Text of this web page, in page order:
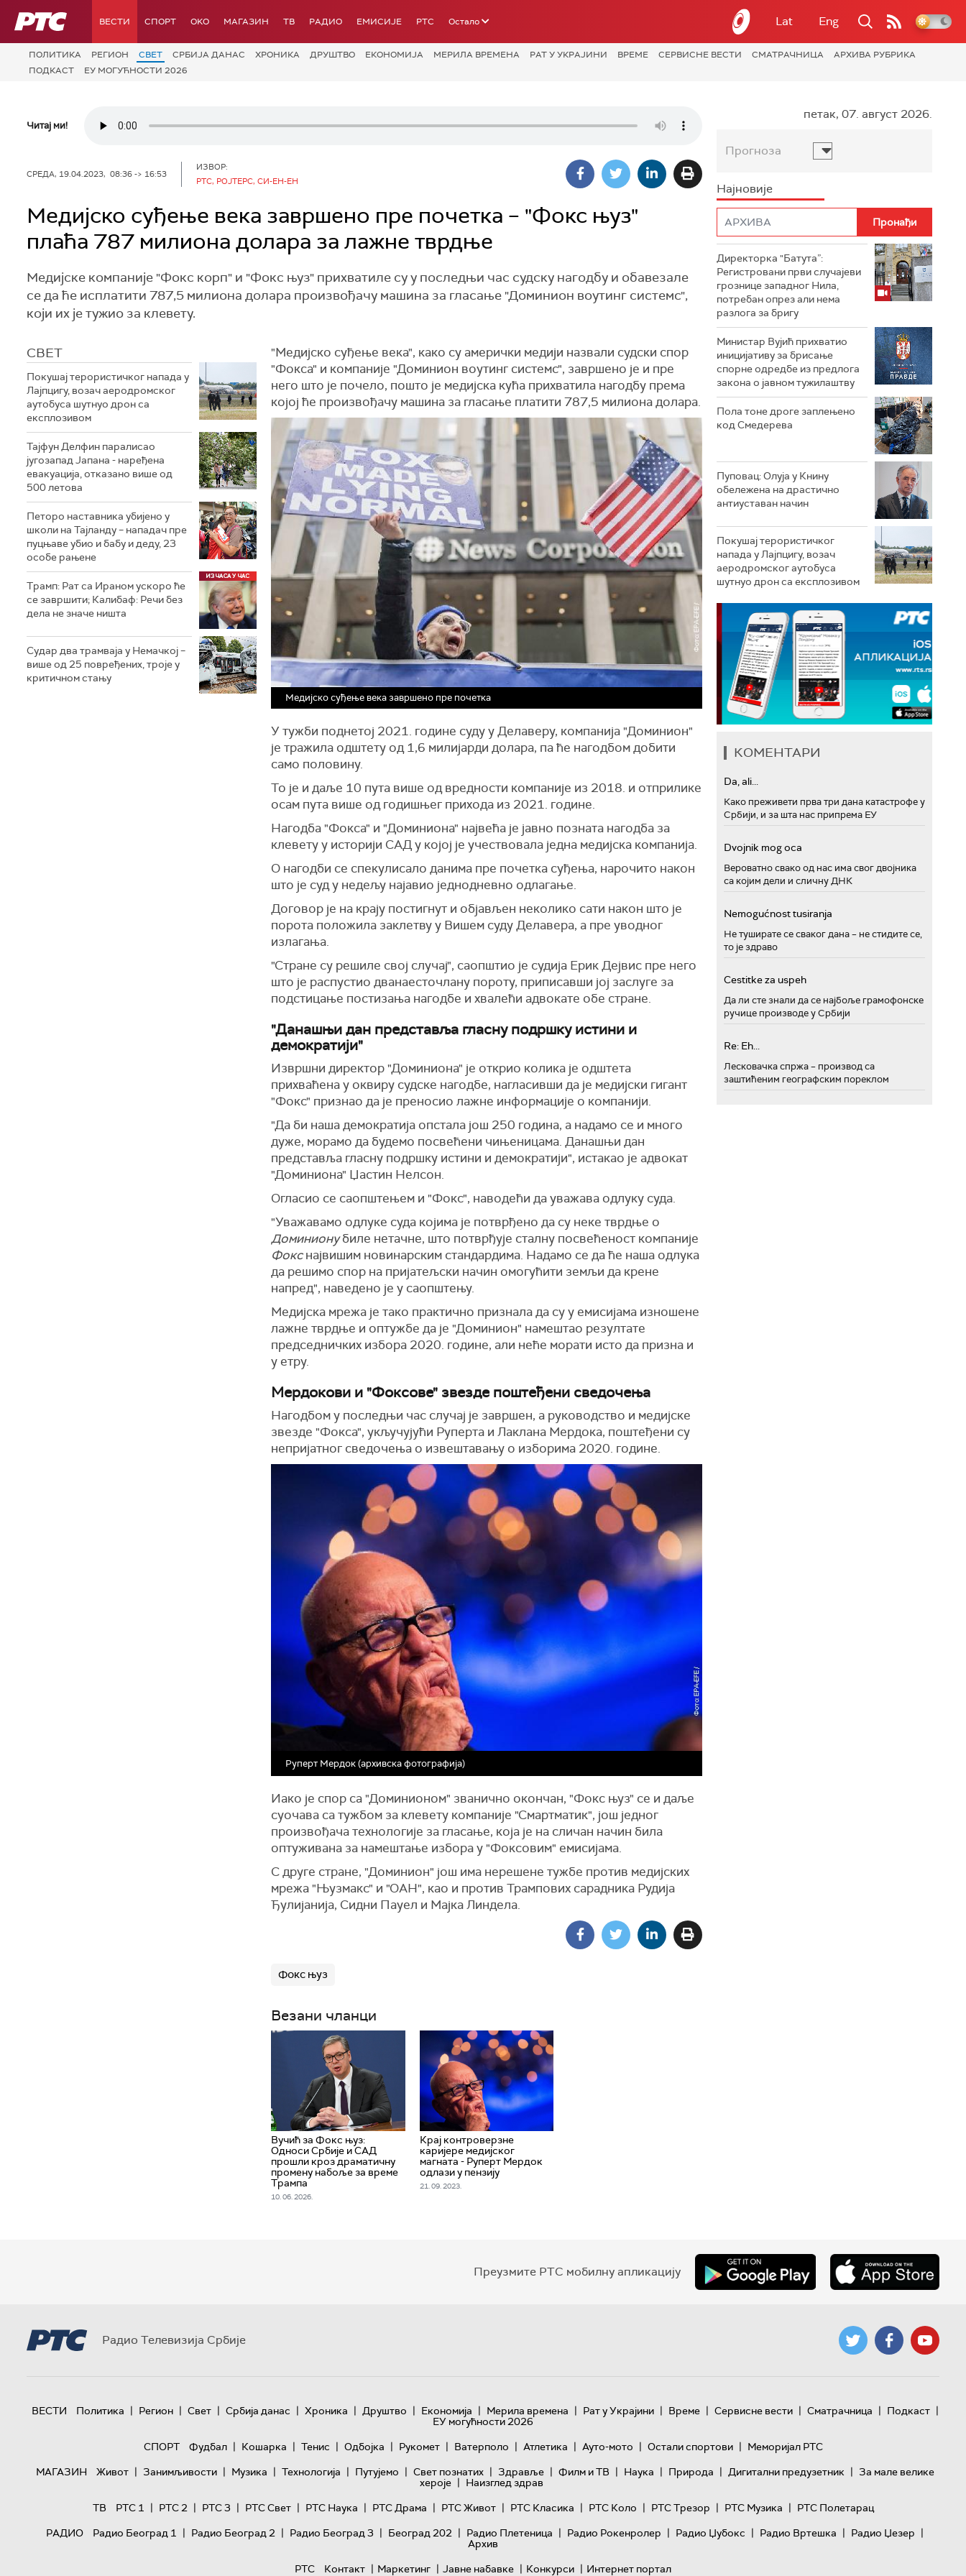
РТС ВЕСТИ СПОРТ OKO МАГАЗИН ТВ РАДИО ЕМИСИЈЕ РТС Остало Lat Eng
ПОЛИТИКА РЕГИОН СВЕТ СРБИЈА ДАНАС ХРОНИКА ДРУШТВО ЕКОНОМИЈА МЕРИЛА ВРЕМЕНА РАТ У УКРАЈИНИ ВРЕМЕ СЕРВИСНЕ ВЕСТИ СМАТРАЧНИЦА
АРХИВА РУБРИКА
ПОДКАСТ
ЕУ МОГУЋНОСТИ 2026
Читај ми!
СРЕДА, 19.04.2023, 08:36 -> 16:53
ИЗВОР:
РТС, РОЈТЕРС, СИ-ЕН-ЕН
Медијско суђење века завршено пре почетка – "Фокс њуз"
плаћа 787 милиона долара за лажне тврдње
Медијске компаније "Фокс корп" и "Фокс њуз" прихватиле су у последњи час судску нагодбу и обавезале
се да ће исплатити 787,5 милиона долара произвођачу машина за гласање "Доминион воутинг системс",
који их је тужио за клевету.
СВЕТ
Покушај терористичког напада у
Лајпцигу, возач аеродромског
аутобуса шутнуо дрон са
експлозивом
Тајфун Делфин паралисао
југозапад Јапана - наређена
евакуација, отказано више од
500 летова
Петоро наставника убијено у
школи на Тајланду – нападач пре
пуцњаве убио и бабу и деду, 23
особе рањене
Трамп: Рат са Ираном ускоро ће
се завршити; Калибаф: Речи без
дела не значе ништа
Судар два трамваја у Немачкој –
више од 25 повређених, троје у
критичном стању
"Медијско суђење века", како су амерички медији назвали судски спор
"Фокса" и компаније "Доминион воутинг системс", завршено је и пре
него што је почело, пошто је медијска кућа прихватила нагодбу према
којој ће произвођачу машина за гласање платити 787,5 милиона долара.
Медијско суђење века завршено пре почетка
У тужби поднетој 2021. године суду у Делаверу, компанија "Доминион"
је тражила одштету од 1,6 милијарди долара, па ће нагодбом добити
само половину.
То је и даље 10 пута више од вредности компаније из 2018. и отприлике
осам пута више од годишњег прихода из 2021. године.
Нагодба "Фокса" и "Доминиона" највећа је јавно позната нагодба за
клевету у историји САД у којој је учествовала једна медијска компанија.
О нагодби се спекулисало данима пре почетка суђења, нарочито након
што је суд у недељу најавио једнодневно одлагање.
Договор је на крају постигнут и објављен неколико сати након што је
порота положила заклетву у Вишем суду Делавера, а пре уводног
излагања.
"Стране су решиле свој случај", саопштио је судија Ерик Дејвис пре него
што је распустио дванаесточлану пороту, приписавши јој заслуге за
подстицање постизања нагодбе и хвалећи адвокате обе стране.
"Данашњи дан представља гласну подршку истини и
демократији"
Извршни директор "Доминиона" је открио колика је одштета
прихваћена у оквиру судске нагодбе, нагласивши да је медијски гигант
"Фокс" признао да је преносио лажне информације о компанији.
"Да би наша демократија опстала још 250 година, а надамо се и много
дуже, морамо да будемо посвећени чињеницама. Данашњи дан
представља гласну подршку истини и демократији", истакао је адвокат
"Доминиона" Џастин Нелсон.
Огласио се саопштењем и "Фокс", наводећи да уважава одлуку суда.
"Уважавамо одлуке суда којима је потврђено да су неке тврдње о
Доминионубиле нетачне, што потврђује сталну посвећеност компаније
Фокснајвишим новинарским стандардима. Надамо се да ће наша одлука
да решимо спор на пријатељски начин омогућити земљи да крене
напред", наведено је у саопштењу.
Медијска мрежа је тако практично признала да су у емисијама изношене
лажне тврдње и оптужбе да је "Доминион" намештао резултате
председничких избора 2020. године, али неће морати исто да призна и
у етру.
Мердокови и "Фоксове" звезде поштеђени сведочења
Нагодбом у последњи час случај је завршен, а руководство и медијске
звезде "Фокса", укључујући Руперта и Лаклана Мердока, поштеђени су
непријатног сведочења о извештавању о изборима 2020. године.
Руперт Мердок (архивска фотографија)
Иако је спор са "Доминионом" званично окончан, "Фокс њуз" се и даље
суочава са тужбом за клевету компаније "Смартматик", још једног
произвођачатехнологије за гласање, која је на сличан начин била
оптуживана за намештање изборау "Фоксовим" емисијама.
Сдруге стране, "Доминион" још има нерешене тужбе против медијских
мрежа "Њузмакс" и "ОАН", као и против Трампових сарадника Рудија
Ђулијанија, Сидни Пауел и Мајка Линдела.
Фокс њуз
Везани чланци
Вучић за Фокс њуз:
Односи Србије и САД
прошли кроз драматичну
промену набоље за време
Трампа
10. 06. 2026.
Крај контроверзне
каријере медијског
магната - Руперт Мердок
одлази у пензију
21. 09. 2023.
петак, 07. август 2026.
Прогноза
Најновије
Директорка "Батута”:
Регистровани први случајеви
грознице западног Нила,
потребан опрез али нема
разлога за бригу
Министар Вујић прихватио
иницијативу за брисање
спорне одредбе из предлога
закона o јавном тужилаштву
Пола тоне дроге заплењено
код Смедерева
Пуповац: Олуја у Книну
обележена на драстично
антиуставан начин
Покушај терористичког
напада у Лајпцигу, возач
аеродромског аутобуса
шутнуо дрон са експлозивом
КОМЕНТАРИ
Da, ali...
Како преживети прва три дана катастрофе у
Србији, и за шта нас припрема ЕУ
Dvojnik mog oca
Вероватно свако од нас има свог двојника
са којим дели и сличну ДНК
Nemogućnost tusiranja
Не туширате се сваког дана – не стидите се,
то је здраво
Cestitke za uspeh
Да ли сте знали да се најбоље грамофонске
ручице производе у Србији
Re: Eh...
Лесковачка спржа – производ са
заштићеним географским пореклом
Преузмите РТС мобилну апликацију
Радио Телевизија Србије
ВЕСТИ Политика | Регион | Свет | Србија данас | Хроника | Друштво | Економија | Мерила времена | Рат у Украјини | Време | Сервисне вести | Сматрачница | Подкаст |
ЕУ могућности 2026
СПОРТ
Фудбал | Кошарка | Тенис | Одбојка | Рукомет | Ватерполо | Атлетика | Ауто-мото | Остали спортови | Меморијал РТС
МАГАЗИН
Живот | Занимљивости | Музика | Технологијa | Путујемо | Свет познатих | Здравље | Филм и ТВ | Наука | Природа | Дигитални предузетник | За мале велике
хероје | Наизглед здрав
ТВ
РТС 1 | РТС 2 | РТС 3 | РТС Свет | РТС Наука | РТС Драма | РТС Живот | РТС Класика | РТС Коло | РТС Трезор | РТС Музика | РТС Полетарац
РАДИО
Радио Београд 1 | Радио Београд 2 | Радио Београд 3 | Београд 202 | Радио Плетеница | Радио Рокенролер | Радио Џубокс | Радио Вртешка | Радио Џезер |
Архив
РТС
Контакт | Маркетинг | Јавне набавке | Конкурси | Интернет портал